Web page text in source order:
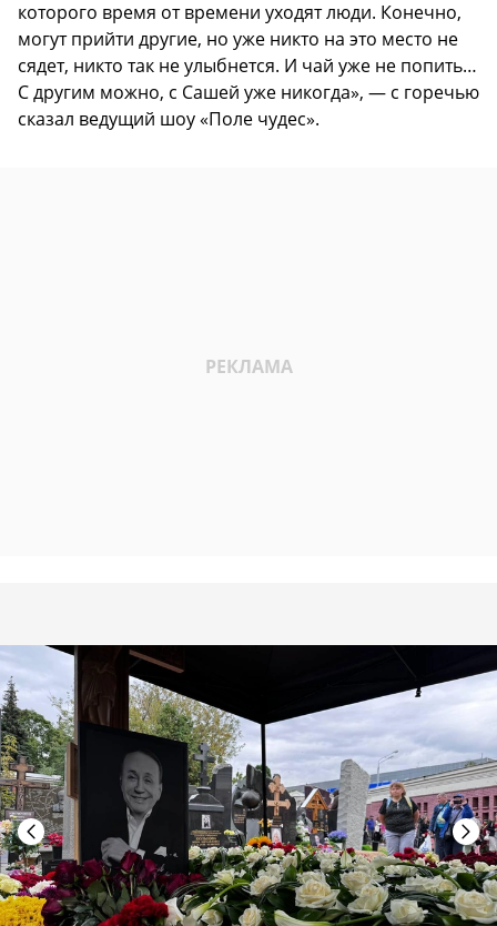
которого время от времени уходят люди. Конечно,
могут прийти другие, но уже никто на это место не
сядет, никто так не улыбнется. И чай уже не попить…
С другим можно, с Сашей уже никогда», — с горечью
сказал ведущий шоу «Поле чудес».